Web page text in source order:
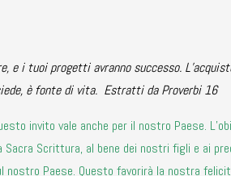
e i tuoi progetti avranno successo.
è fonte di vita. Estratti da Proverbi 16
invito vale anche per il nostro Paese.
Scrittura, al bene dei nostri figli e ai
Paese. Questo favorirà la nostra